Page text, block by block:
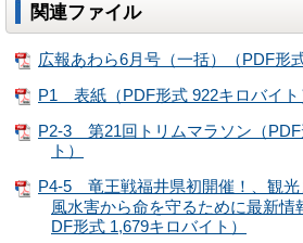
関連ファイル
広報あわら6月号（一括）（PDF形
P1 表紙（PDF形式 922キロバイト
P2-3 第21回トリムマラソン（PDF
ト）
P4-5 竜王戦福井県初開催！、観光
風水害から命を守るために最新
DF形式 1,679キロバイト）